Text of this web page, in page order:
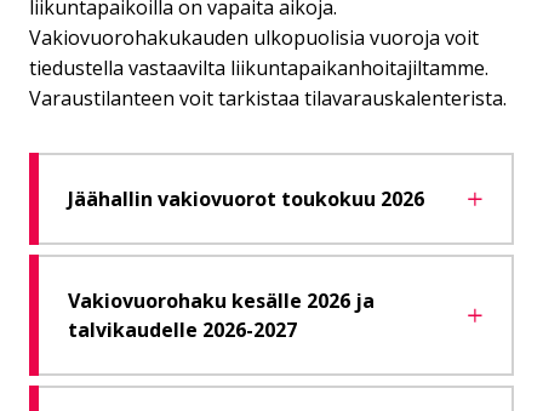
liikuntapaikoilla on vapaita aikoja.
Vakiovuorohakukauden ulkopuolisia vuoroja voit
tiedustella vastaavilta liikuntapaikanhoitajiltamme.
Varaustilanteen voit tarkistaa tilavarauskalenterista.
Jäähallin vakiovuorot toukokuu 2026
Vakiovuorohaku kesälle 2026 ja
talvikaudelle 2026-2027